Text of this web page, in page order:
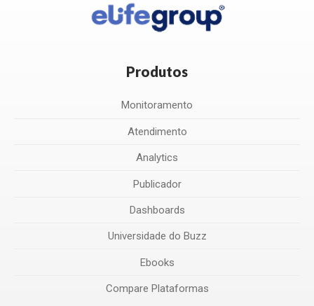
Produtos
Monitoramento
Atendimento
Analytics
Publicador
Dashboards
Universidade do Buzz
Ebooks
Compare Plataformas